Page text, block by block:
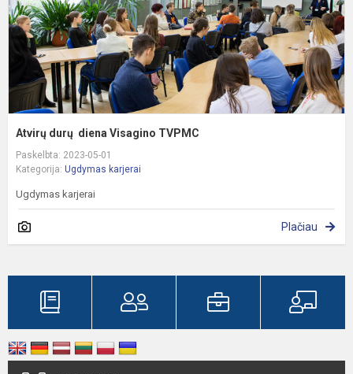
Atvirų durų diena Visagino TVPMC
Paskelbta: 2023-05-01
Kategorija: Ugdymas karjerai
Ugdymas karjerai
Plačiau